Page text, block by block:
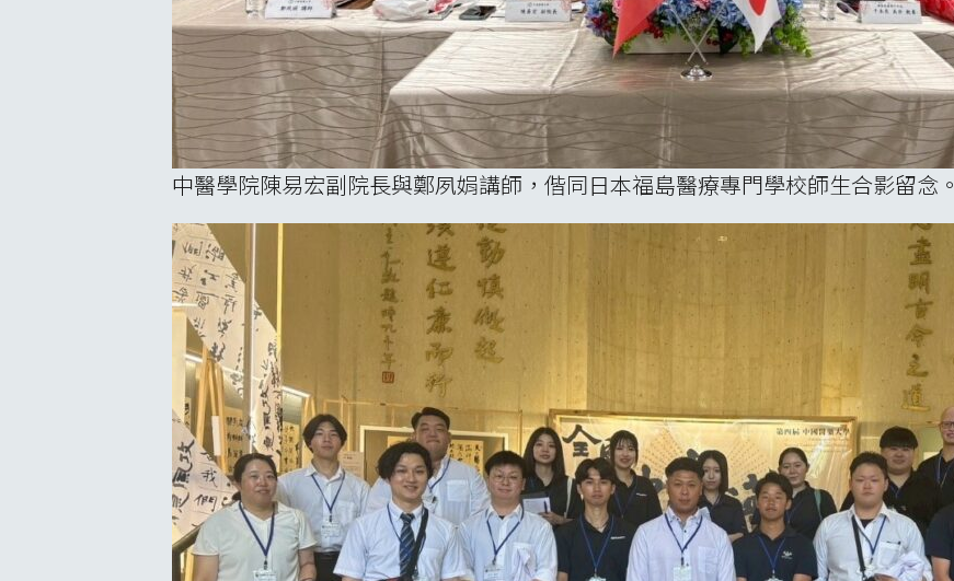
中醫學院陳易宏副院長與鄭夙娟講師，偕同日本福島醫療專門學校師生合影留念。